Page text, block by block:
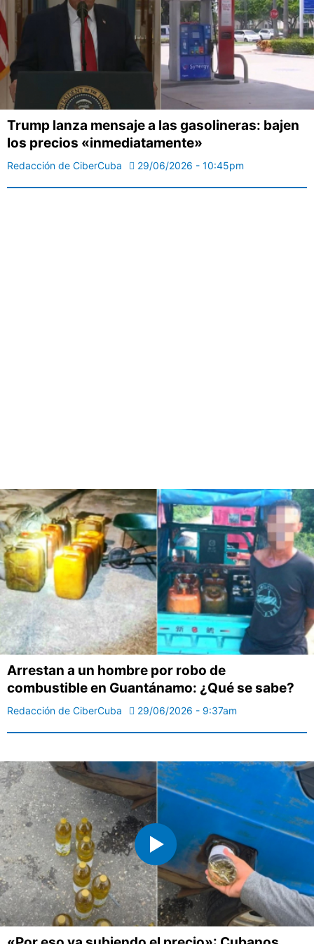
Trump lanza mensaje a las gasolineras: bajen
los precios «inmediatamente»
Redacción de CiberCuba 29/06/2026 - 10:45pm
Arrestan a un hombre por robo de
combustible en Guantánamo: ¿Qué se sabe?
Redacción de CiberCuba 29/06/2026 - 9:37am